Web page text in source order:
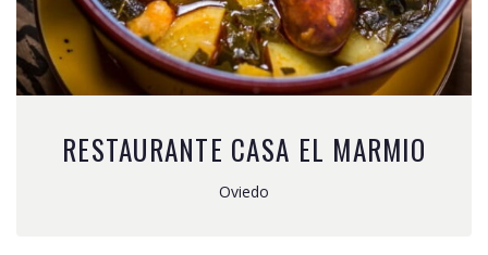
RESTAURANTE CASA EL MARMIO
Oviedo